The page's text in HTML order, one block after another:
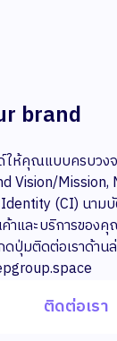
brand
ให้คุณแบบครบวง
Vision/Mission,
(CI) นาม
าและบริการของ
ปุ่มติดต่อเราด้าน
ติดต่อเรา